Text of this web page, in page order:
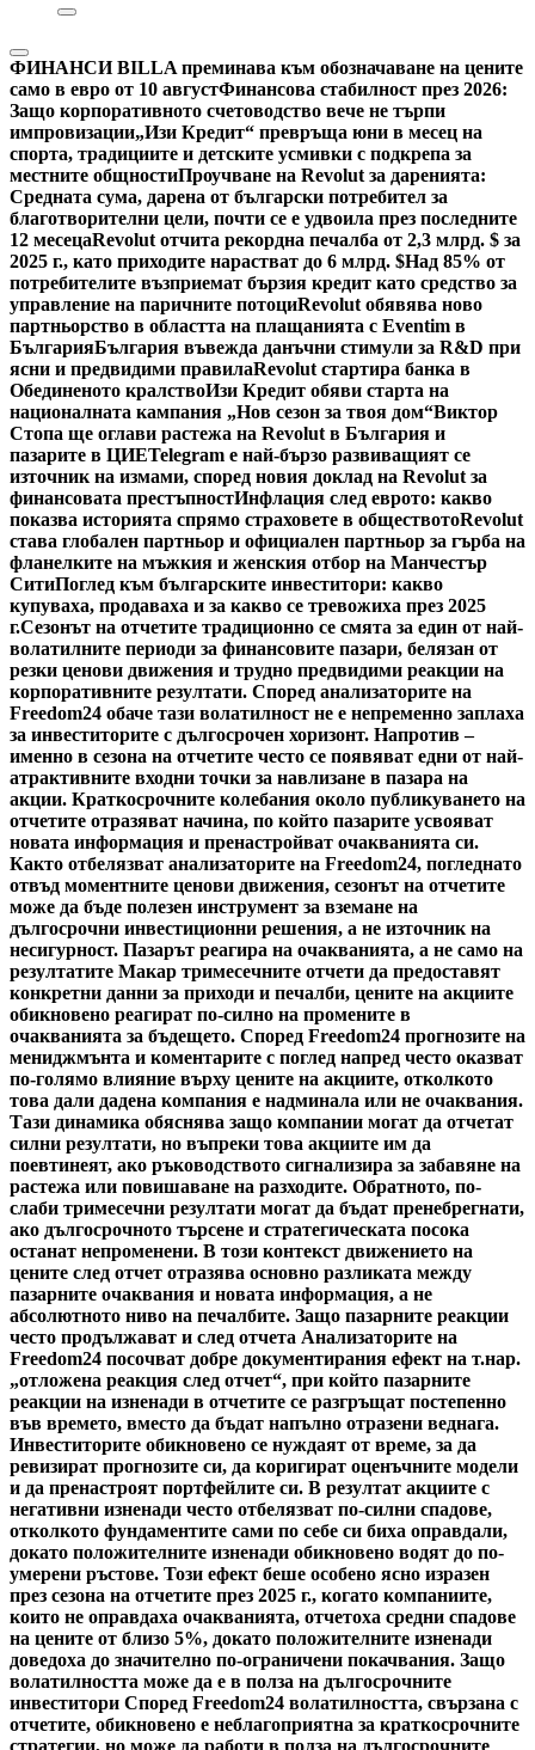
ФИНАНСИ BILLA преминава към обозначаване на цените
само в евро от 10 августФинансова стабилност през 2026:
Защо корпоративното счетоводство вече не търпи
импровизации„Изи Кредит“ превръща юни в месец на
спорта, традициите и детските усмивки с подкрепа за
местните общностиПроучване на Revolut за даренията:
Средната сума, дарена от български потребител за
благотворителни цели, почти се е удвоила през последните
12 месецаRevolut отчита рекордна печалба от 2,3 млрд. $ за
2025 г., като приходите нарастват до 6 млрд. $Над 85% от
потребителите възприемат бързия кредит като средство за
управление на паричните потоциRevolut обявява ново
партньорство в областта на плащанията с Eventim в
БългарияБългария въвежда данъчни стимули за R&D при
ясни и предвидими правилаRevolut стартира банка в
Обединеното кралствоИзи Кредит обяви старта на
националната кампания „Нов сезон за твоя дом“Виктор
Стопа ще оглави растежа на Revolut в България и
пазарите в ЦИЕTelegram е най-бързо развиващият се
източник на измами, според новия доклад на Revolut за
финансовата престъпностИнфлация след еврото: какво
показва историята спрямо страховете в обществотоRevolut
става глобален партньор и официален партньор за гърба на
фланелките на мъжкия и женския отбор на Манчестър
СитиПоглед към българските инвеститори: какво
купуваха, продаваха и за какво се тревожиха през 2025
г.Сезонът на отчетите традиционно се смята за един от най-
волатилните периоди за финансовите пазари, белязан от
резки ценови движения и трудно предвидими реакции на
корпоративните резултати. Според анализаторите на
Freedom24 обаче тази волатилност не е непременно заплаха
за инвеститорите с дългосрочен хоризонт. Напротив –
именно в сезона на отчетите често се появяват едни от най-
атрактивните входни точки за навлизане в пазара на
акции. Краткосрочните колебания около публикуването на
отчетите отразяват начина, по който пазарите усвояват
новата информация и пренастройват очакванията си.
Както отбелязват анализаторите на Freedom24, погледнато
отвъд моментните ценови движения, сезонът на отчетите
може да бъде полезен инструмент за вземане на
дългосрочни инвестиционни решения, а не източник на
несигурност. Пазарът реагира на очакванията, а не само на
резултатите Макар тримесечните отчети да предоставят
конкретни данни за приходи и печалби, цените на акциите
обикновено реагират по-силно на промените в
очакванията за бъдещето. Според Freedom24 прогнозите на
мениджмънта и коментарите с поглед напред често оказват
по-голямо влияние върху цените на акциите, отколкото
това дали дадена компания е надминала или не очаквания.
Тази динамика обяснява защо компании могат да отчетат
силни резултати, но въпреки това акциите им да
поевтинеят, ако ръководството сигнализира за забавяне на
растежа или повишаване на разходите. Обратното, по-
слаби тримесечни резултати могат да бъдат пренебрегнати,
ако дългосрочното търсене и стратегическата посока
останат непроменени. В този контекст движението на
цените след отчет отразява основно разликата между
пазарните очаквания и новата информация, а не
абсолютното ниво на печалбите. Защо пазарните реакции
често продължават и след отчета Анализаторите на
Freedom24 посочват добре документирания ефект на т.нар.
„отложена реакция след отчет“, при който пазарните
реакции на изненади в отчетите се разгръщат постепенно
във времето, вместо да бъдат напълно отразени веднага.
Инвеститорите обикновено се нуждаят от време, за да
ревизират прогнозите си, да коригират оценъчните модели
и да пренастроят портфейлите си. В резултат акциите с
негативни изненади често отбелязват по-силни спадове,
отколкото фундаментите сами по себе си биха оправдали,
докато положителните изненади обикновено водят до по-
умерени ръстове. Този ефект беше особено ясно изразен
през сезона на отчетите през 2025 г., когато компаниите,
които не оправдаха очакванията, отчетоха средни спадове
на цените от близо 5%, докато положителните изненади
доведоха до значително по-ограничени покачвания. Защо
волатилността може да е в полза на дългосрочните
инвеститори Според Freedom24 волатилността, свързана с
отчетите, обикновено е неблагоприятна за краткосрочните